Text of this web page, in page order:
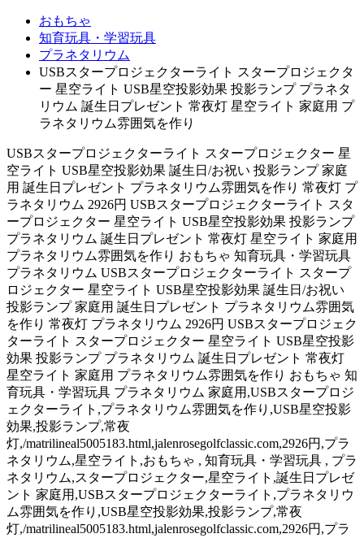
おもちゃ
知育玩具・学習玩具
プラネタリウム
USBスタープロジェクターライト スタープロジェクタ
ー 星空ライト USB星空投影効果 投影ランプ プラネタ
リウム 誕生日プレゼント 常夜灯 星空ライト 家庭用 プ
ラネタリウム雰囲気を作り
USBスタープロジェクターライト スタープロジェクター 星
空ライト USB星空投影効果 誕生日/お祝い 投影ランプ 家庭
用 誕生日プレゼント プラネタリウム雰囲気を作り 常夜灯 プ
ラネタリウム 2926円 USBスタープロジェクターライト スタ
ープロジェクター 星空ライト USB星空投影効果 投影ランプ
プラネタリウム 誕生日プレゼント 常夜灯 星空ライト 家庭用
プラネタリウム雰囲気を作り おもちゃ 知育玩具・学習玩具
プラネタリウム USBスタープロジェクターライト スタープ
ロジェクター 星空ライト USB星空投影効果 誕生日/お祝い
投影ランプ 家庭用 誕生日プレゼント プラネタリウム雰囲気
を作り 常夜灯 プラネタリウム 2926円 USBスタープロジェク
ターライト スタープロジェクター 星空ライト USB星空投影
効果 投影ランプ プラネタリウム 誕生日プレゼント 常夜灯
星空ライト 家庭用 プラネタリウム雰囲気を作り おもちゃ 知
育玩具・学習玩具 プラネタリウム 家庭用,USBスタープロジ
ェクターライト,プラネタリウム雰囲気を作り,USB星空投影
効果,投影ランプ,常夜
灯,/matrilineal5005183.html,jalenrosegolfclassic.com,2926円,プラ
ネタリウム,星空ライト,おもちゃ , 知育玩具・学習玩具 , プラ
ネタリウム,スタープロジェクター,星空ライト,誕生日プレゼ
ント 家庭用,USBスタープロジェクターライト,プラネタリウ
ム雰囲気を作り,USB星空投影効果,投影ランプ,常夜
灯,/matrilineal5005183.html,jalenrosegolfclassic.com,2926円,プラ